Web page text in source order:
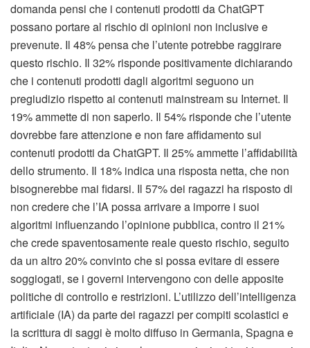
domanda pensi che i contenuti prodotti da ChatGPT
possano portare al rischio di opinioni non inclusive e
prevenute. Il 48% pensa che l’utente potrebbe raggirare
questo rischio. Il 32% risponde positivamente dichiarando
che i contenuti prodotti dagli algoritmi seguono un
pregiudizio rispetto ai contenuti mainstream su Internet. Il
19% ammette di non saperlo. Il 54% risponde che l’utente
dovrebbe fare attenzione e non fare affidamento sui
contenuti prodotti da ChatGPT. Il 25% ammette l’affidabilità
dello strumento. Il 18% indica una risposta netta, che non
bisognerebbe mai fidarsi. Il 57% dei ragazzi ha risposto di
non credere che l’IA possa arrivare a imporre i suoi
algoritmi influenzando l’opinione pubblica, contro il 21%
che crede spaventosamente reale questo rischio, seguito
da un altro 20% convinto che si possa evitare di essere
soggiogati, se i governi intervengono con delle apposite
politiche di controllo e restrizioni. L’utilizzo dell’intelligenza
artificiale (IA) da parte dei ragazzi per compiti scolastici e
la scrittura di saggi è molto diffuso in Germania, Spagna e